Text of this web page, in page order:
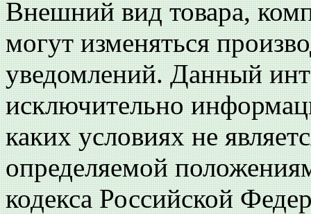
Внешний вид товара,
могут изменяться
уведомлений. Данный
исключительно
каких условиях не
определяемой
кодекса Российской